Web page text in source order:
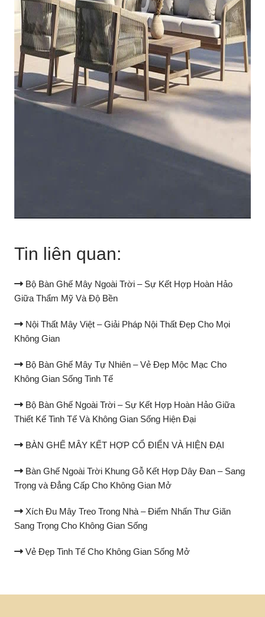
Tin liên quan:
Bộ Bàn Ghế Mây Ngoài Trời – Sự Kết Hợp Hoàn Hảo
Giữa Thẩm Mỹ Và Độ Bền
Nội Thất Mây Việt – Giải Pháp Nội Thất Đẹp Cho Mọi
Không Gian
Bộ Bàn Ghế Mây Tự Nhiên – Vẻ Đẹp Mộc Mạc Cho
Không Gian Sống Tinh Tế
Bộ Bàn Ghế Ngoài Trời – Sự Kết Hợp Hoàn Hảo Giữa
Thiết Kế Tinh Tế Và Không Gian Sống Hiện Đại
BÀN GHẾ MÂY KẾT HỢP CỔ ĐIỂN VÀ HIỆN ĐẠI
Bàn Ghế Ngoài Trời Khung Gỗ Kết Hợp Dây Đan – Sang
Trọng và Đẳng Cấp Cho Không Gian Mở
Xích Đu Mây Treo Trong Nhà – Điểm Nhấn Thư Giãn
Sang Trọng Cho Không Gian Sống
Vẻ Đẹp Tinh Tế Cho Không Gian Sống Mở